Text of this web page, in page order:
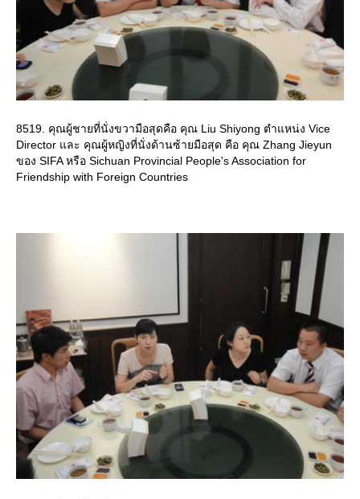
8519. คุณผู้ชายที่นั่งขวามือสุดคือ คุณ Liu Shiyong ตำแหน่ง Vice
Director และ คุณผู้หญิงที่นั่งด้านซ้ายมือสุด คือ คุณ Zhang Jieyun
ของ SIFA หรือ Sichuan Provincial People's Association for
Friendship with Foreign Countries